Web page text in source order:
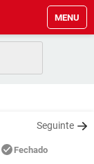
MENU
Seguinte
Fechado